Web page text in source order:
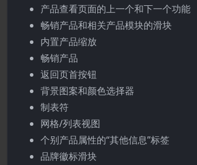
产品查看页面的上一个和下一个功能
畅销产品和相关产品模块的滑块
内置产品缩放
畅销产品
返回页首按钮
背景图案和颜色选择器
制表符
网格/列表视图
个别产品属性的“其他信息”标签
品牌徽标滑块